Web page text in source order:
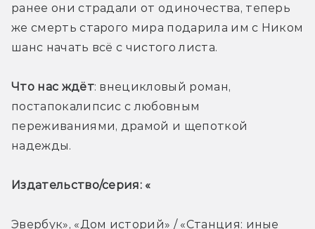
ранее они страдали от одиночества, теперь
же смерть старого мира подарила им с Ником
шанс начать всё с чистого листа.
Что нас ждёт: внецикловый роман,
постапокалипсис с любовным
переживаниями, драмой и щепоткой
надежды.
Издательство/серия: «
Эвербук», «Дом историй» / «Станция: иные